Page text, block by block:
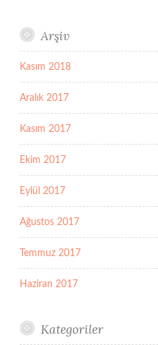
Arşiv
Kasım 2018
Aralık 2017
Kasım 2017
Ekim 2017
Eylül 2017
Ağustos 2017
Temmuz 2017
Haziran 2017
Kategoriler